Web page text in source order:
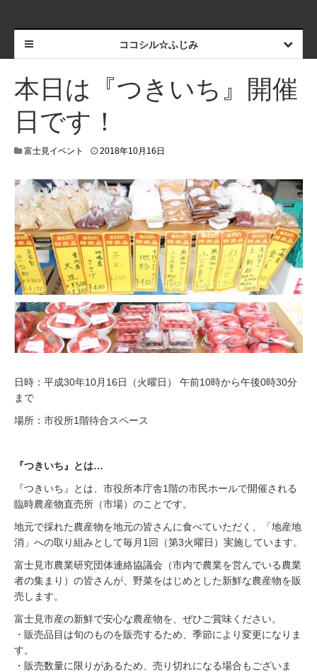
ココシル☆ふじみ
本日は『つきいち』開催
日です！
富士見イベント 2018年10月16日
日時：平成30年10月16日（火曜日） 午前10時から午後0時30分
まで
場所：市役所1階待合スペース
『つきいち』とは…
『つきいち』とは、市役所本庁舎1階の市民ホールで開催される
臨時農産物直売所（市場）のことです。
地元で採れた農産物を地元の皆さんに食べていただく、「地産地
消」への取り組みとして毎月1回（第3火曜日）実施しています。
富士見市農業研究団体連絡協議会（市内で農業を営んでいる農業
者の集まり）の皆さんが、野菜をはじめとした新鮮な農産物を販
売します。
富士見市産の新鮮で安心な農産物を、ぜひご賞味ください。
・販売品目は旬のものを販売するため、季節により変更になりま
す。
・販売数量に限りがあるため、売り切れになる場合もございま